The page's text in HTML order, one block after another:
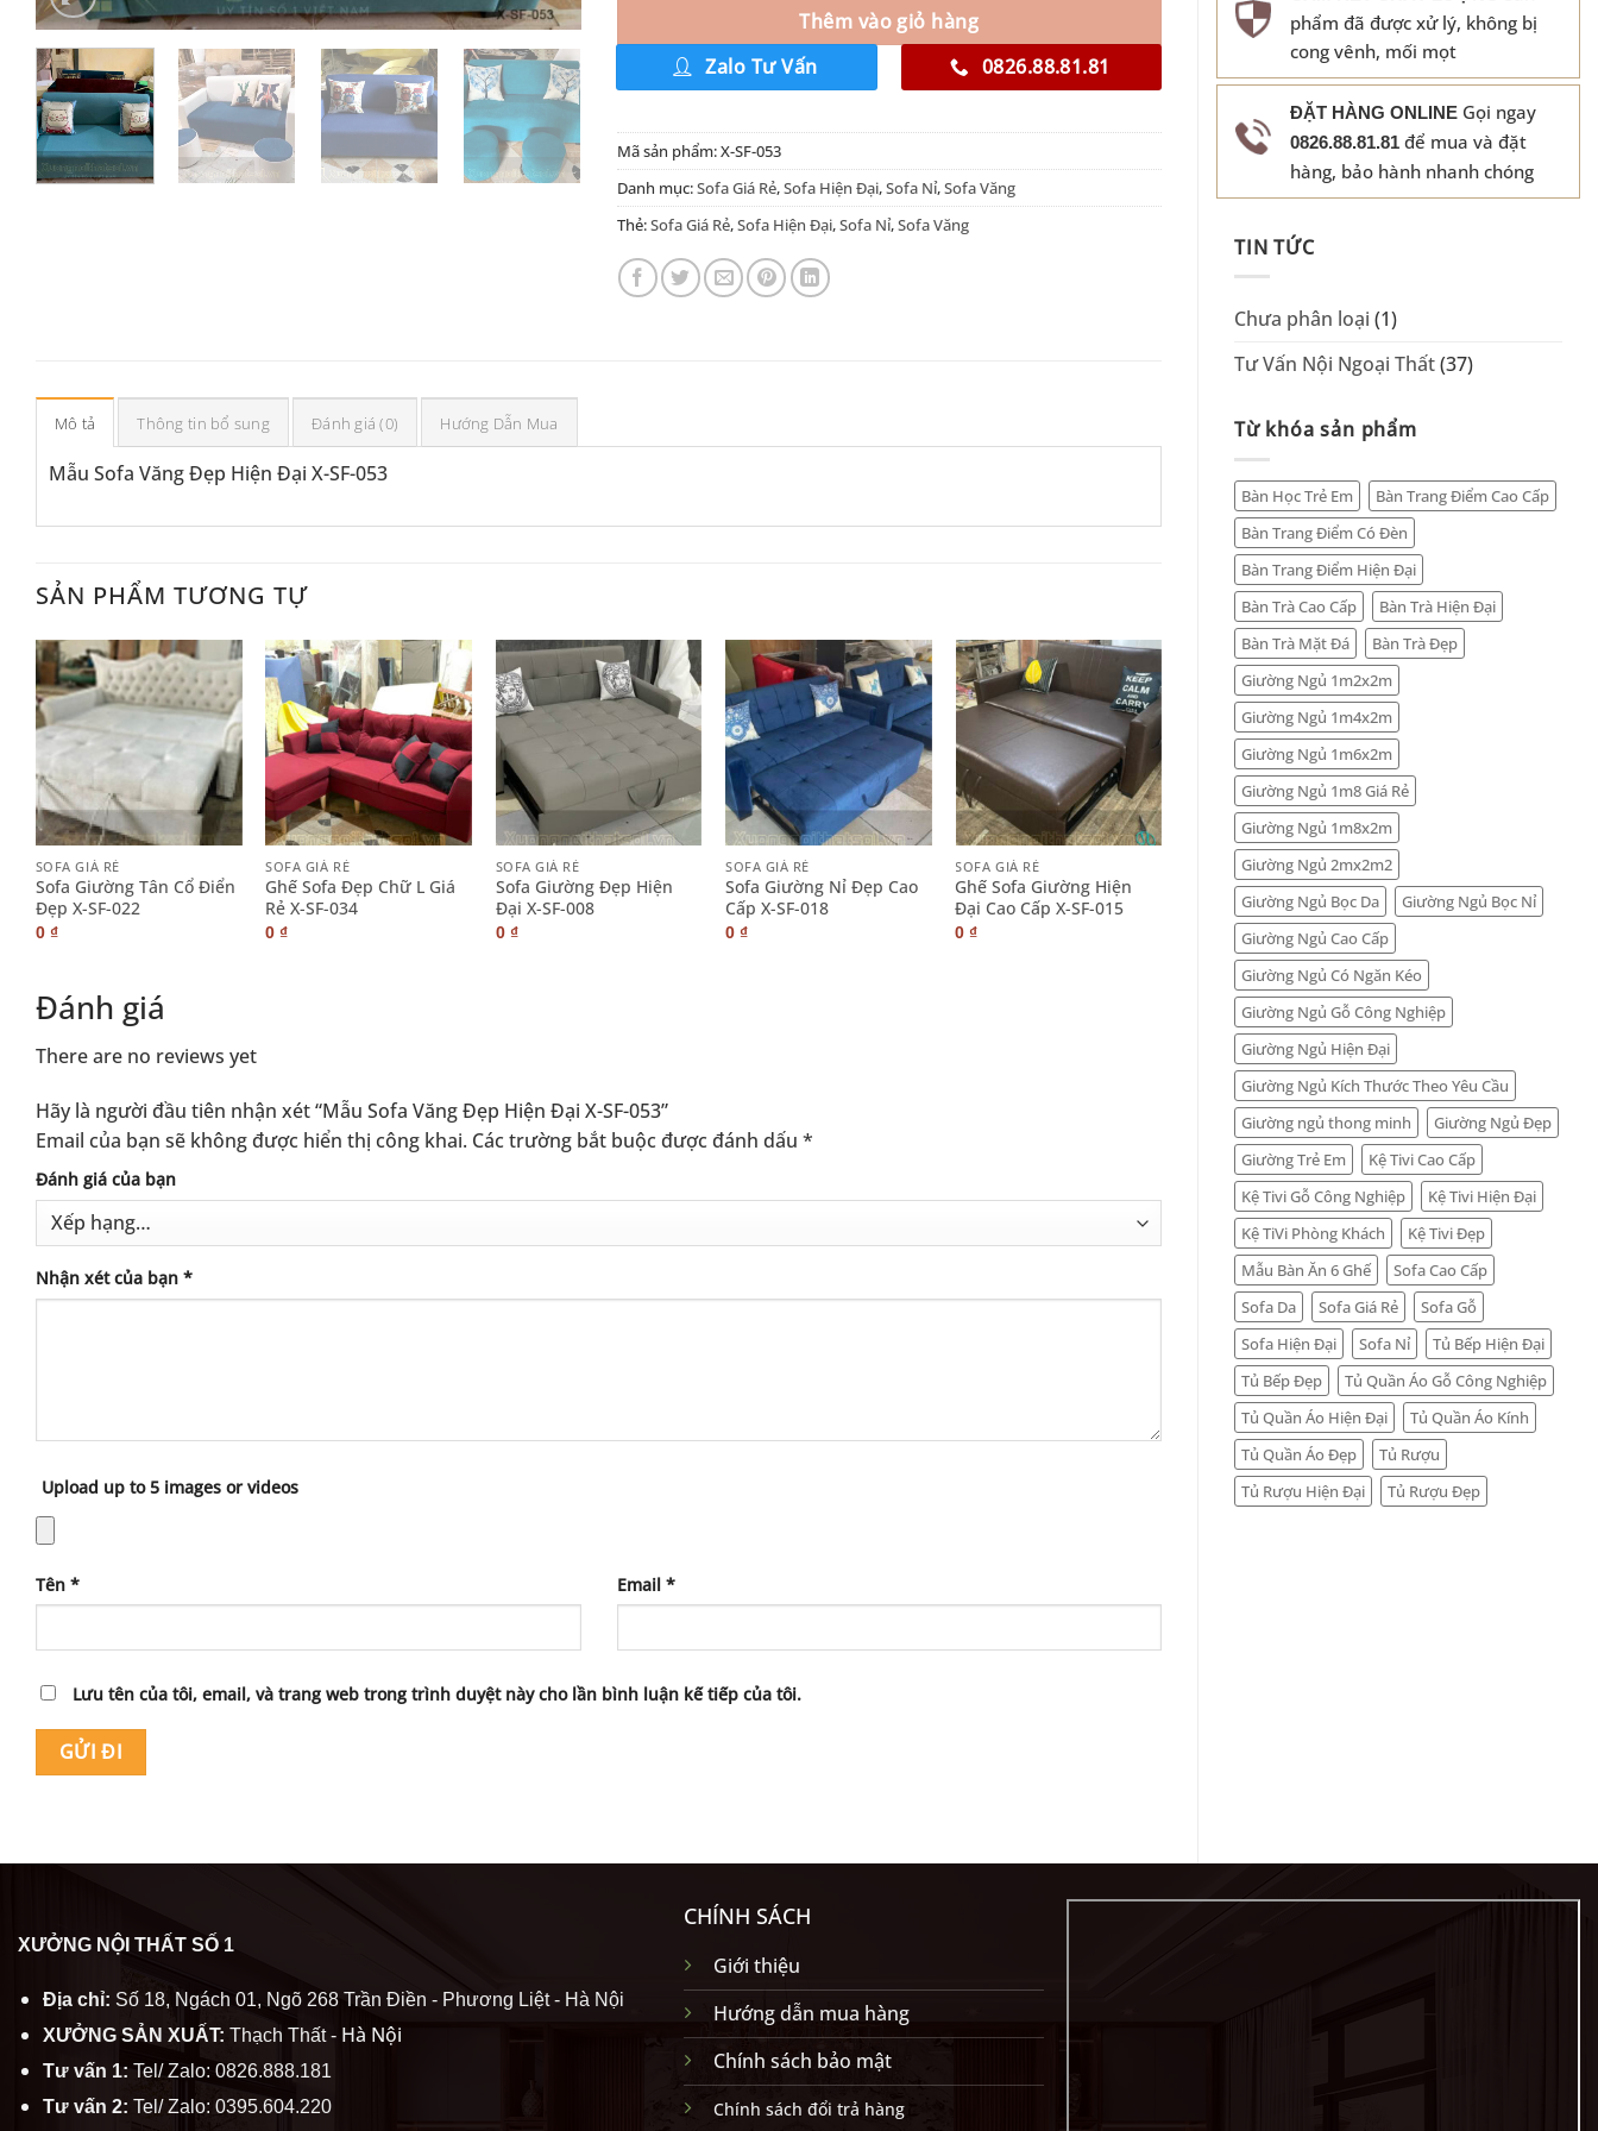
phẩm đã được xử lý, không bị
cong vênh, mối mọt
ĐẶT HÀNG ONLINE Gọi ngay
0826.88.81.81 để mua và đặt
hàng, bảo hành nhanh chóng
TIN TỨC
Chưa phân loại (1)
Tư Vấn Nội Ngoại Thất(37)
Từ khóa sản phẩm
Bàn Học Trẻ Em
Bàn Trang Điểm Cao Cấp
Bàn Trang Điểm Có Đèn
Bàn Trang Điểm Hiện Đại
Bàn Trà Cao Cấp
Bàn Trà Hiện Đại
Bàn Trà Mặt Đá
Bàn Trà Đẹp
Giường Ngủ 1m2x2m
Giường Ngủ 1m4x2m
Giường Ngủ 1m6x2m
Giường Ngủ 1m8 Giá Rẻ
Giường Ngủ 1m8x2m
Giường Ngủ 2mx2m2
Giường Ngủ Bọc Da
Giường Ngủ Bọc Nỉ
Giường Ngủ Cao Cấp
Giường Ngủ Có Ngăn Kéo
Giường Ngủ Gỗ Công Nghiệp
Giường Ngủ Hiện Đại
Giường Ngủ Kích Thước Theo Yêu Cầu
Giường ngủ thong minh
Giường Ngủ Đẹp
Giường Trẻ Em
Kệ Tivi Cao Cấp
Kệ Tivi Gỗ Công Nghiệp
Kệ Tivi Hiện Đại
Kệ TiVi Phòng Khách
Kệ Tivi Đẹp
Mẫu Bàn Ăn 6 Ghế
Sofa Cao Cấp
Sofa Da
Sofa Giá Rẻ
Sofa Gỗ
Sofa Hiện Đại
Sofa Nỉ
Tủ Bếp Hiện Đại
Tủ Bếp Đẹp
Tủ Quần Áo Gỗ Công Nghiệp
Tủ Quần Áo Hiện Đại
Tủ Quần Áo Kính
Tủ Quần Áo Đẹp
Tủ Rượu
Tủ Rượu Hiện Đại
Tủ Rượu Đẹp
Thêm vào giỏ hàng
Zalo Tư Vấn 0826.88.81.81
Mã sản phẩm:X-SF-053
Danh mục:Sofa Giá Rẻ,Sofa Hiện Đại,Sofa Nỉ,Sofa Văng
Thẻ:Sofa Giá Rẻ,Sofa Hiện Đại,Sofa Nỉ,Sofa Văng
Mô tả Thông tin bổ sung Đánh giá (0) Hướng Dẫn Mua
Mẫu Sofa Văng Đẹp Hiện Đại X-SF-053
SẢN PHẨM TƯƠNG TỰ
+
SOFA GIÁ RẺ
Sofa Giường Tân Cổ Điển
Đẹp X-SF-022
0 ₫
+
SOFA GIÁ RẺ
Ghế Sofa Đẹp Chữ L Giá
Rẻ X-SF-034
0₫
+
SOFA GIÁ RẺ
Sofa Giường Đẹp Hiện
Đại X-SF-008
0 ₫
SOFA GIÁ RẺ
Sofa Giường Nỉ Đẹp Cao
Cấp X-SF-018
0 ₫
+
SOFA GIÁ RẺ
Ghế Sofa Giường Hiện
Đại Cao Cấp X-SF-015
0₫
SOFA GIÁ RẺ
Sofa Giường Cao Cấp Đẹp
X-SF-023
Đánh giá
There are no reviews yet
Hãy là người đầu tiên nhận xét “Mẫu Sofa Văng Đẹp Hiện Đại X-SF-053”
Email của bạn sẽ không được hiển thị công khai. Các trường bắt buộc được đánh dấu *
Đánh giá của bạn
Nhận xét của bạn *
Upload up to 5 images or videos
Tên * Email *
Lưu tên của tôi, email, và trang web trong trình duyệt này cho lần bình luận kế tiếp của tôi.
Alternative:
XƯỞNG NỘI THẤT SỐ 1
Địa chỉ: Số 18, Ngách 01, Ngõ 268 Trần Điền - Phương Liệt - Hà Nội
XƯỞNG SẢN XUẤT: Thạch Thất -Hà Nội
Tư vấn 1: Tel/ Zalo: 0826.888.181
Tư vấn 2: Tel/ Zalo: 0395.604.220
CHÍNH SÁCH
Giới thiệu
Hướng dẫn mua hàng
Chính sách bảo mật
Chính sách đổi trả hàng